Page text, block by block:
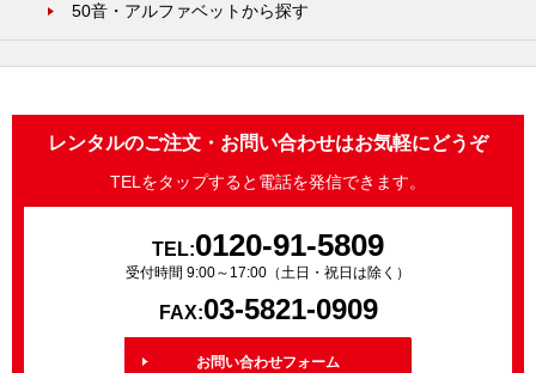
50音・アルファベットから探す
レンタルのご注文・お問い合わせはお気軽にどうぞ
TELをタップすると電話を発信できます。
TEL:0120-91-5809
受付時間 9:00～17:00（土日・祝日は除く）
FAX:03-5821-0909
お問い合わせフォーム